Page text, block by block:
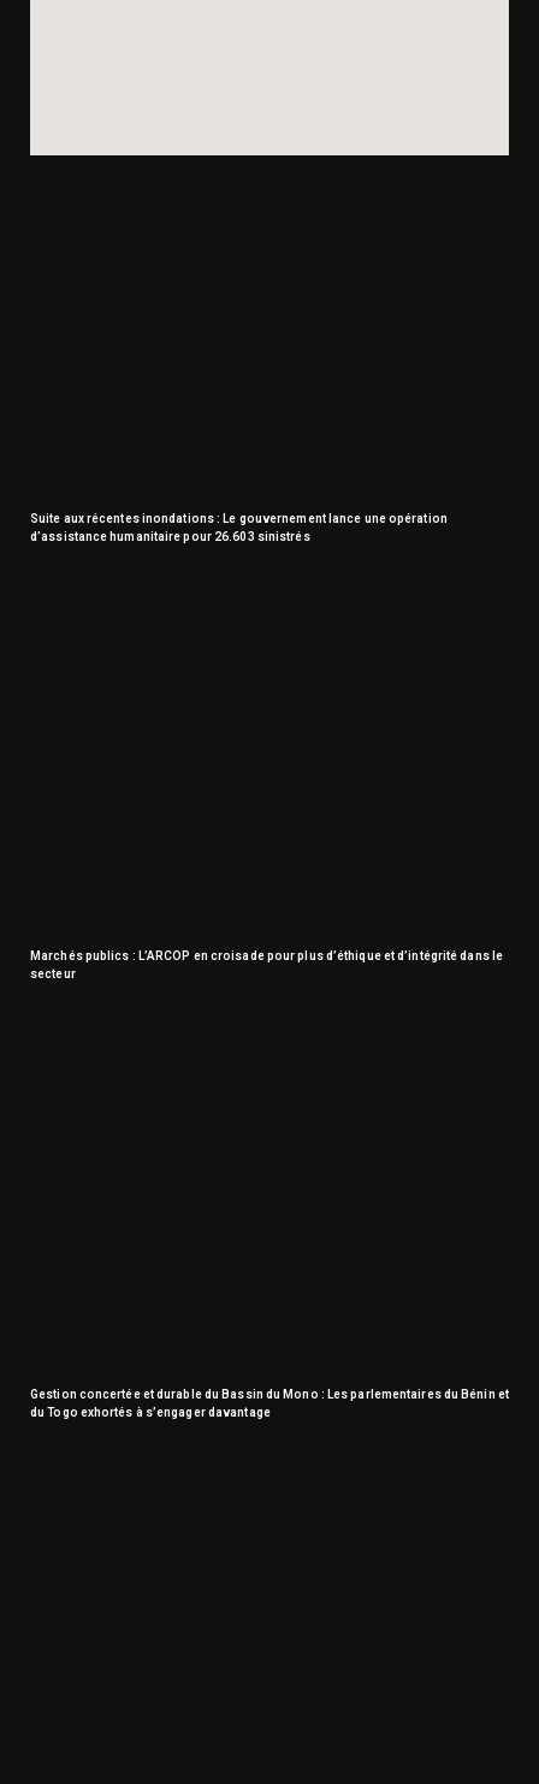
Suite aux récentes inondations : Le gouvernement lance une opération
d’assistance humanitaire pour 26.603 sinistrés
Marchés publics : L’ARCOP en croisade pour plus d’éthique et d’intégrité dans le
secteur
Gestion concertée et durable du Bassin du Mono : Les parlementaires du Bénin et
du Togo exhortés à s’engager davantage